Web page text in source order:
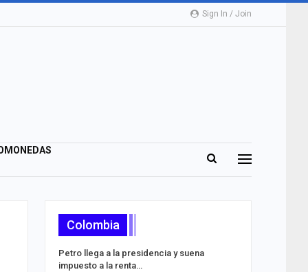
Sign In / Join
Colombia
Petro llega a la presidencia y suena
impuesto a la renta…